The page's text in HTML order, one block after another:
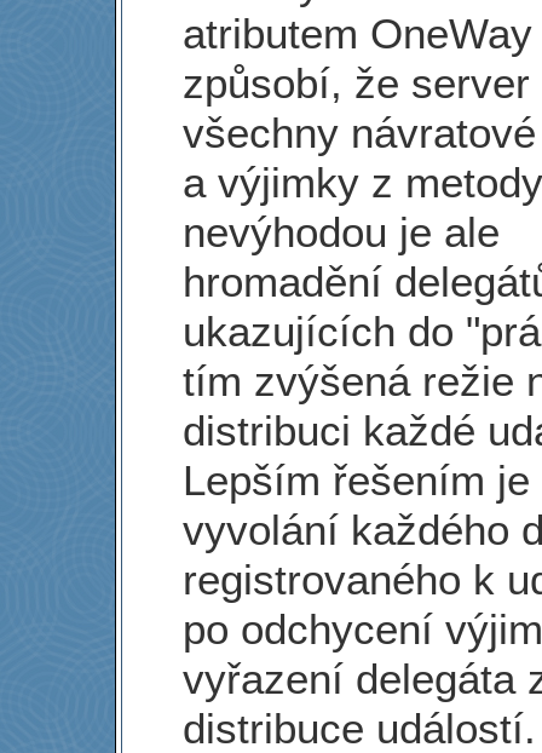
atributem
způsobí, že server
všechny
a výjimky z
nevýhodou je ale
hromadění
ukazujících do
tím zvýšená režie
distribuci každé
Lepším řešením
vyvolání každého
registrovaného k
po odchycení
vyřazení delegáta
distribuce událostí.